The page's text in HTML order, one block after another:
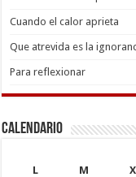
Cuando el calor aprieta
Que atrevida es la
Para reflexionar
Calendario
L
M X